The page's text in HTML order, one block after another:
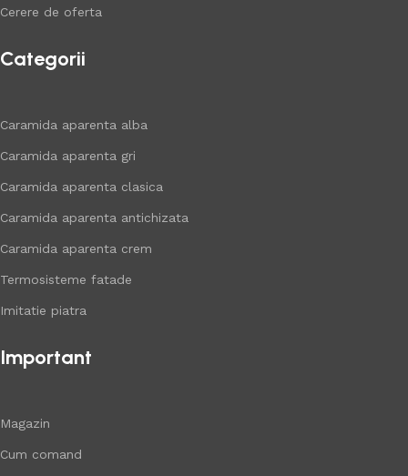
Cerere de oferta
Categorii
Caramida aparenta alba
Caramida aparenta gri
Caramida aparenta clasica
Caramida aparenta antichizata
Caramida aparenta crem
Termosisteme fatade
Imitatie piatra
Important
Magazin
Cum comand